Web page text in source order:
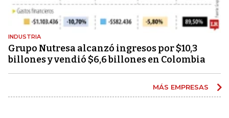
INDUSTRIA
Grupo Nutresa alcanzó ingresos por $10,3
billones y vendió $6,6 billones en Colombia
MÁS EMPRESAS